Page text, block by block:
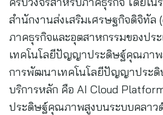
สำนักงานส่งเสริมเศรษฐกิจดิจิทัล
ภาคธุรกิจและอุตสาหกรรมของปร
เทคโนโลยีปัญญาประดิษฐ์คุณภาพ
การพัฒนาเทคโนโลยีปัญญาประ
บริการหลัก คือ AI Cloud
ประดิษฐ์คุณภาพสูงบนระบบคลาว